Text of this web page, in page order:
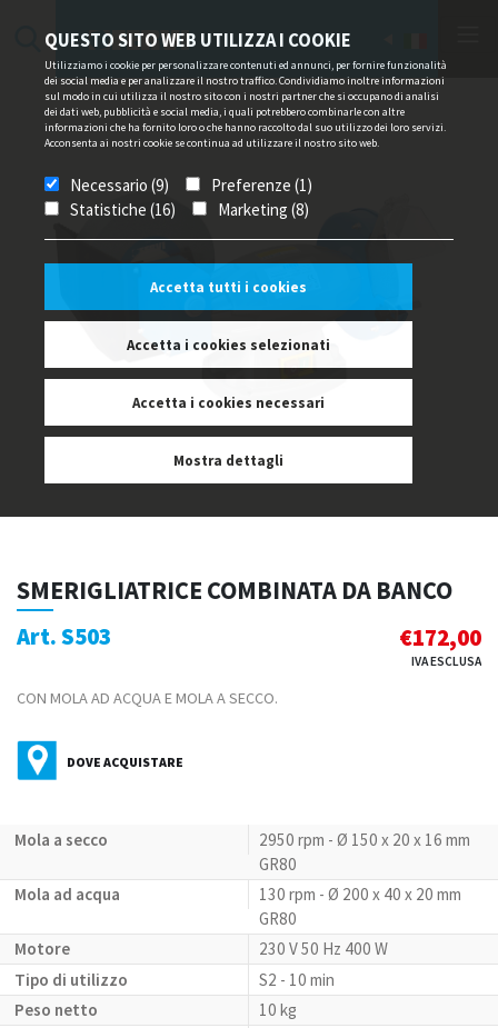
QUESTO SITO WEB UTILIZZA I COOKIE
Utilizziamo i cookie per personalizzare contenuti ed annunci, per fornire funzionalità
dei social media e per analizzare il nostro traffico. Condividiamo inoltre informazioni
sul modo in cui utilizza il nostro sito con i nostri partner che si occupano di analisi
dei dati web, pubblicità e social media, i quali potrebbero combinarle con altre
informazioni che ha fornito loro o che hanno raccolto dal suo utilizzo dei loro servizi.
Acconsenta ai nostri cookie se continua ad utilizzare il nostro sito web.
Necessario (9)
Preferenze (1)
Statistiche (16)
Marketing (8)
Accetta tutti i cookies
Accetta i cookies selezionati
Accetta i cookies necessari
Mostra dettagli
SMERIGLIATRICE COMBINATA DA BANCO
Art. S503 €172,00
IVA ESCLUSA
CON MOLA AD ACQUA E MOLA A SECCO.
DOVE ACQUISTARE
Mola a secco
2950 rpm - Ø 150 x 20 x 16 mm
GR80
Mola ad acqua
130 rpm - Ø 200 x 40 x 20 mm
GR80
Motore
230 V 50 Hz 400 W
Tipo di utilizzo
S2 - 10 min
Peso netto
10 kg